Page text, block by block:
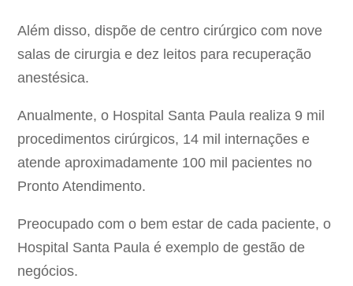
Além disso, dispõe de centro cirúrgico com nove
salas de cirurgia e dez leitos para recuperação
anestésica.
Anualmente, o Hospital Santa Paula realiza 9 mil
procedimentos cirúrgicos, 14 mil internações e
atende aproximadamente 100 mil pacientes no
Pronto Atendimento.
Preocupado com o bem estar de cada paciente, o
Hospital Santa Paula é exemplo de gestão de
negócios.